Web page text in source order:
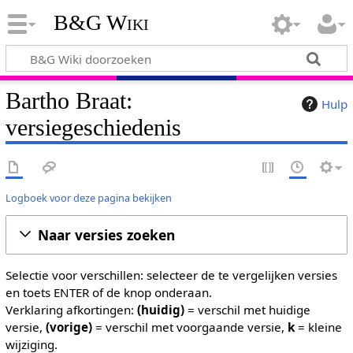
B&G Wiki
Hulp
Bartho Braat:
versiegeschiedenis
Logboek voor deze pagina bekijken
Naar versies zoeken
Selectie voor verschillen: selecteer de te vergelijken versies
en toets ENTER of de knop onderaan.
Verklaring afkortingen: (huidig)= verschil met huidige
versie, (vorige)= verschil met voorgaande versie, k= kleine
wijziging.